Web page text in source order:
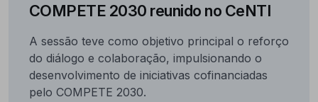
COMPETE 2030 reunido no CeNTI
A sessão teve como objetivo principal o reforço
do diálogo e colaboração, impulsionando o
desenvolvimento de iniciativas cofinanciadas
pelo COMPETE 2030.